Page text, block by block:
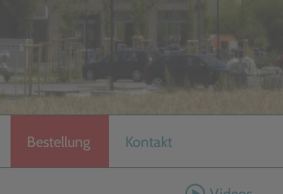
Bestellung Kontakt